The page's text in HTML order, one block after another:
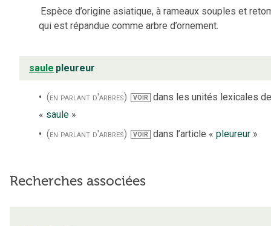
Espèce d’origine asiatique, à rameaux souples et
qui est répandue comme arbre d’ornement.
saule pleureur
(en parlant d'arbres) VOIR dans les unités lexicales de
« saule »
(en parlant d'arbres)
VOIR dans l’article « pleureur»
Recherches associées